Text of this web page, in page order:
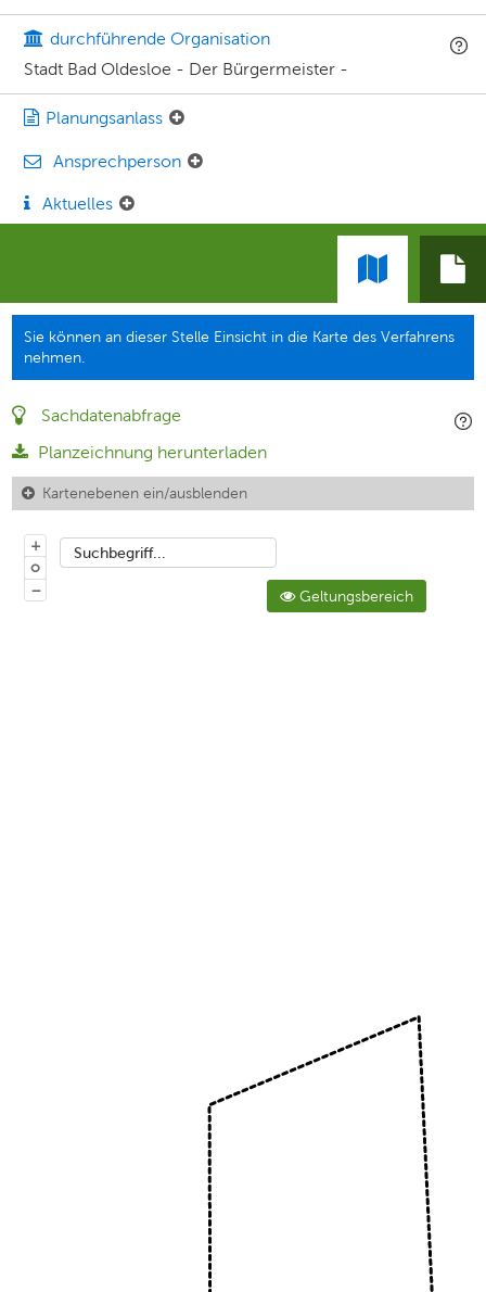
durchführende Organisation
Stadt Bad Oldesloe - Der Bürgermeister -
Planungsanlass
Ansprechperson
Aktuelles
Sie können an dieser Stelle Einsicht in die Karte des Verfahrens
nehmen.
Sachdatenabfrage
Planzeichnung herunterladen
Kartenebenen ein/ausblenden
Suchbegriff...
Geltungsbereich
+
o
−